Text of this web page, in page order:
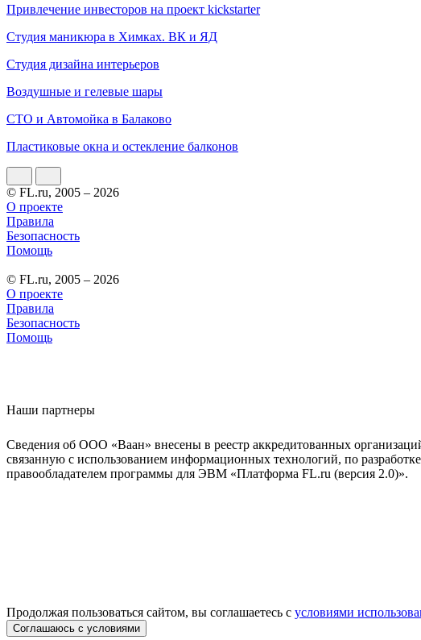
Привлечение инвесторов на проект kickstarter
Студия маникюра в Химках. ВК и ЯД
Студия дизайна интерьеров
Воздушные и гелевые шары
СТО и Автомойка в Балаково
Пластиковые окна и остекление балконов
© FL.ru, 2005 – 2026
О проекте
Правила
Безопасность
Помощь
© FL.ru, 2005 – 2026
О проекте
Правила
Безопасность
Помощь
Наши партнеры
Сведения об ООО «Ваан» внесены в реестр аккредитованных
связанную с использованием информационных технологий, по
правообладателем программы для ЭВМ «Платформа FL.ru (версия 2.0)».
Продолжая пользоваться сайтом, вы соглашаетесь с условиями
Соглашаюсь с условиями